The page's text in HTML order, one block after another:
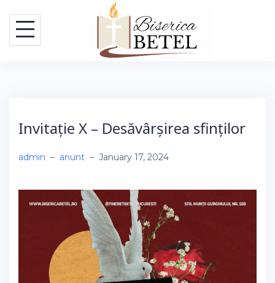
content
Invitație X – Desăvârșirea sfinților
admin – anunt – January 17, 2024